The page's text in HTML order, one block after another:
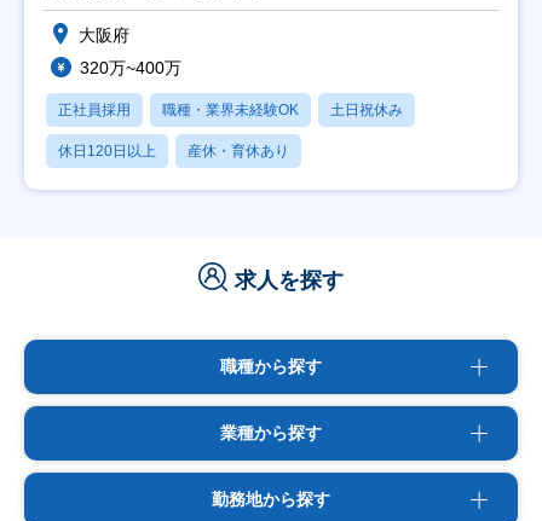
大阪府
320万~400万
正社員採用 職種・業界未経験OK 土日祝休み
休日120日以上 産休・育休あり
求人を探す
職種から探す
業種から探す
勤務地から探す